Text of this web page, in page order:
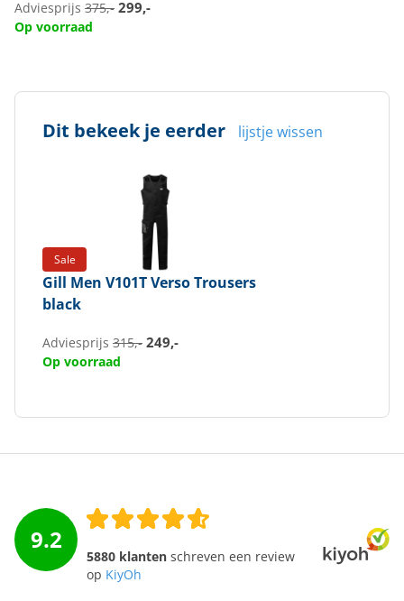
Adviesprijs 375,- 299,-
Op voorraad
Dit bekeek je eerder lijstje wissen
Sale
Gill Men V101T Verso Trousers
black
Adviesprijs 315,- 249,-
Op voorraad
9.2
5880 klanten schreven een review
op KiyOh